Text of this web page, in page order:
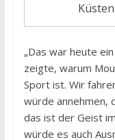
„Das war heute
zeigte, warum
Sport ist. Wir
würde annehmen,
das ist der Geist
würde es auch